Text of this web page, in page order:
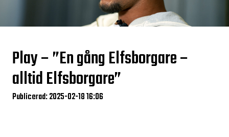
Play – ”En gång Elfsborgare –
alltid Elfsborgare”
Publicerad: 2025-02-18 16:06